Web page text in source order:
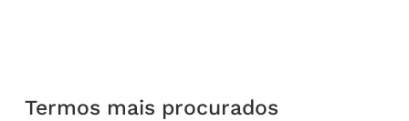
Termos mais procurados